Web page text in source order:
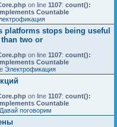
on line 1107: count():
Countable
platforms stops being useful
two or
on line 1107: count():
Countable
Электрофикация
on line 1107: count():
Countable
Давай поговорим